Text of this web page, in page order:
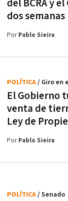
del BCRA y
dos semanas
PorPablo Sieira
El Gobierno
venta de
Ley de
POLÍTICA/ Giro en
PorPablo Sieira
POLÍTICA/ Senado